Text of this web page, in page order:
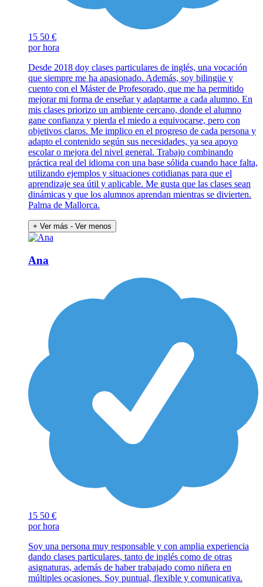
15 50 €
por hora
Desde 2018 doy clases particulares de inglés, una vocación
que siempre me ha apasionado. Además, soy bilingüe y
cuento con el Máster de Profesorado, que me ha permitido
mejorar mi forma de enseñar y adaptarme a cada alumno. En
mis clases priorizo un ambiente cercano, donde el alumno
gane confianza y pierda el miedo a equivocarse, pero con
objetivos claros. Me implico en el progreso de cada persona y
adapto el contenido según sus necesidades, ya sea apoyo
escolar o mejora del nivel general. Trabajo combinando
práctica real del idioma con una base sólida cuando hace falta,
utilizando ejemplos y situaciones cotidianas para que el
aprendizaje sea útil y aplicable. Me gusta que las clases sean
dinámicas y que los alumnos aprendan mientras se divierten.
Palma de Mallorca.
+ Ver más - Ver menos
Ana
15 50 €
por hora
Soy una persona muy responsable y con amplia experiencia
dando clases particulares, tanto de inglés como de otras
asignaturas, además de haber trabajado como niñera en
múltiples ocasiones. Soy puntual, flexible y comunicativa.